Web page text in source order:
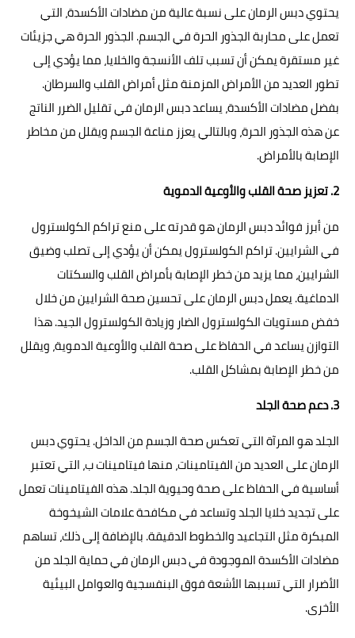
يحتوي دبس الرمان على نسبة عالية من مضادات الأكسدة، التي
تعمل على محاربة الجذور الحرة في الجسم. الجذور الحرة هي جزيئات
غير مستقرة يمكن أن تسبب تلف الأنسجة والخلايا، مما يؤدي إلى
تطور العديد من الأمراض المزمنة مثل أمراض القلب والسرطان.
بفضل مضادات الأكسدة، يساعد دبس الرمان في تقليل الضرر الناتج
عن هذه الجذور الحرة، وبالتالي يعزز مناعة الجسم ويقلل من مخاطر
الإصابة بالأمراض.
2. تعزيز صحة القلب والأوعية الدموية
من أبرز فوائد دبس الرمان هو قدرته على منع تراكم الكولسترول
في الشرايين. تراكم الكولسترول يمكن أن يؤدي إلى تصلب وضيق
الشرايين، مما يزيد من خطر الإصابة بأمراض القلب والسكتات
الدماغية. يعمل دبس الرمان على تحسين صحة الشرايين من خلال
خفض مستويات الكولسترول الضار وزيادة الكولسترول الجيد. هذا
التوازن يساعد في الحفاظ على صحة القلب والأوعية الدموية، ويقلل
من خطر الإصابة بمشاكل القلب.
3. دعم صحة الجلد
الجلد هو المرآة التي تعكس صحة الجسم من الداخل. يحتوي دبس
الرمان على العديد من الفيتامينات، منها فيتامينات ب، التي تعتبر
أساسية في الحفاظ على صحة وحيوية الجلد. هذه الفيتامينات تعمل
على تجديد خلايا الجلد وتساعد في مكافحة علامات الشيخوخة
المبكرة مثل التجاعيد والخطوط الدقيقة. بالإضافة إلى ذلك، تساهم
مضادات الأكسدة الموجودة في دبس الرمان في حماية الجلد من
الأضرار التي تسببها الأشعة فوق البنفسجية والعوامل البيئية
الأخرى.